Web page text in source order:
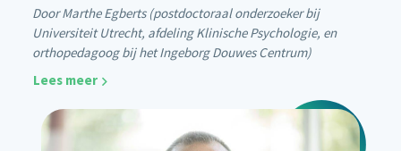
Door Marthe Egberts (postdoctoraal onderzoeker bij
Universiteit Utrecht, afdeling Klinische Psychologie, en
orthopedagoog bij het Ingeborg Douwes Centrum)
Lees meer